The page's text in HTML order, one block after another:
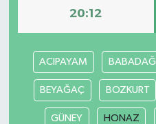
20:12
ACIPAYAM BABADAĞ
BEYAĞAÇ BOZKURT
GÜNEY HONAZ